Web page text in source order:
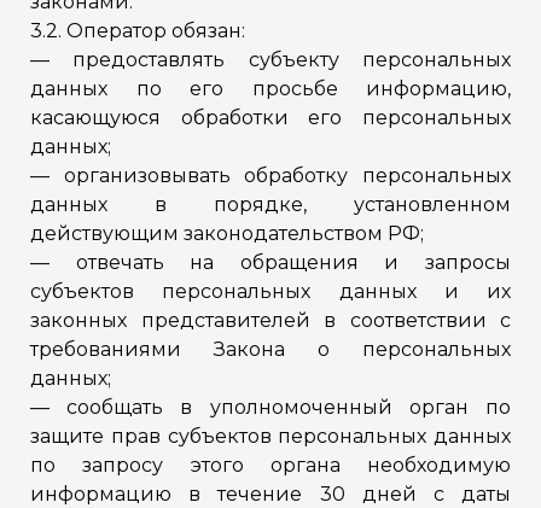
3.2. Оператор обязан:
— предоставлять субъекту персональных
данных по его просьбе информацию,
касающуюся обработки его персональных
данных;
— организовывать обработку персональных
данных в порядке, установленном
действующим законодательством РФ;
— отвечать на обращения и запросы
субъектов персональных данных и их
законных представителей в соответствии с
требованиями Закона о персональных
данных;
— сообщать в уполномоченный орган по
защите прав субъектов персональных данных
по запросу этого органа необходимую
информацию в течение 30 дней с даты